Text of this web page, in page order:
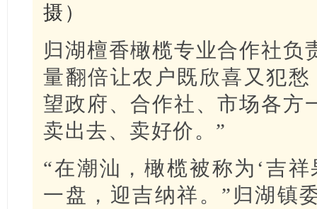
摄）
归湖檀香橄榄专业合作社负
量翻倍让农户既欣喜又犯
望政府、合作社、市场各方
卖出去、卖好价。”
“在潮汕，橄榄被称为‘吉
一盘，迎吉纳祥。”归湖镇